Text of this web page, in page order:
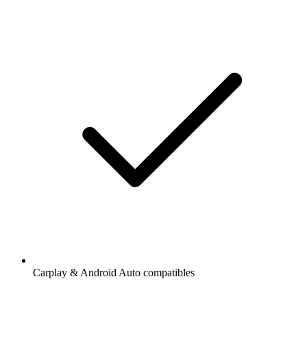
Carplay & Android Auto compatibles